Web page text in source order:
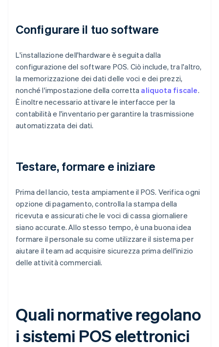
Configurare il tuo software
L'installazione dell'hardware è seguita dalla
configurazione del software POS. Ciò include, tra l'altro,
la memorizzazione dei dati delle voci e dei prezzi,
nonché l'impostazione della corretta aliquota fiscale.
È inoltre necessario attivare le interfacce per la
contabilità e l'inventario per garantire la trasmissione
automatizzata dei dati.
Testare, formare e iniziare
Prima del lancio, testa ampiamente il POS. Verifica ogni
opzione di pagamento, controlla la stampa della
ricevuta e assicurati che le voci di cassa giornaliere
siano accurate. Allo stesso tempo, è una buona idea
formare il personale su come utilizzare il sistema per
aiutare il team ad acquisire sicurezza prima dell'inizio
delle attività commerciali.
Quali normative regolano
i sistemi POS elettronici